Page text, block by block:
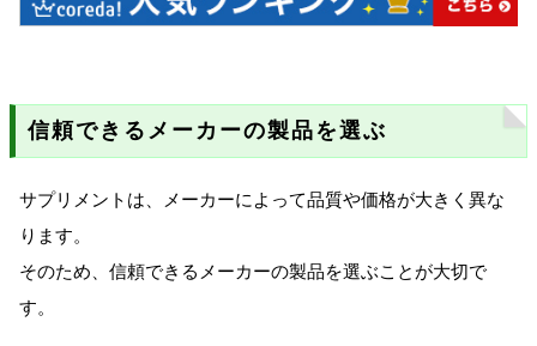
信頼できるメーカーの製品を選ぶ
サプリメントは、メーカーによって品質や価格が大きく異な
ります。
そのため、信頼できるメーカーの製品を選ぶことが大切で
す。